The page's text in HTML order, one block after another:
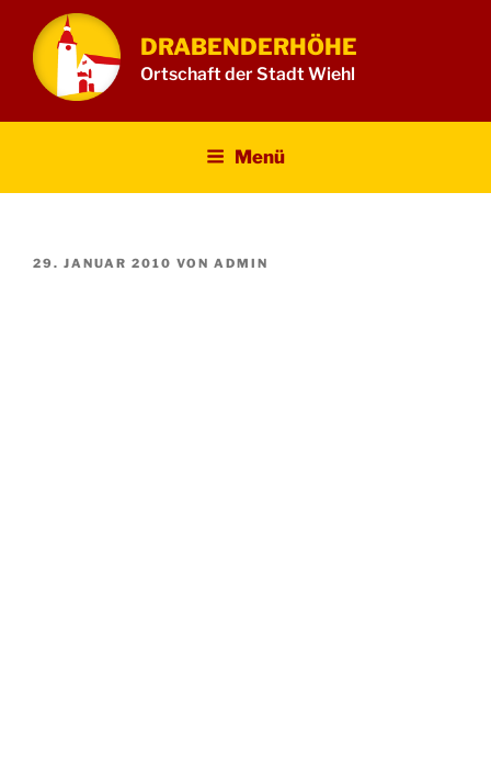
Inhalt
springen
DRABENDERHÖHE
Ortschaft der Stadt Wiehl
Menü
VERÖFFENTLICHT
29. JANUAR 2010 VON ADMIN